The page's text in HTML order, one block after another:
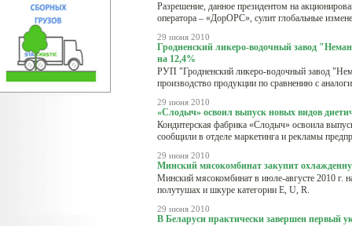
Разрешение, данное президентом на
оператора – «ДорОРС», сулит глобальные
29 июня 2010
Гродненский ликеро-водочный завод
на 12,4%
РУП "Гродненский ликеро-водочный завод
производство продукции по сравнению с
29 июня 2010
«Слодыч» освоил выпуск новых видов
Кондитерская фабрика «Слодыч» освоила
сообщили в отделе маркетинга и рекламы
29 июня 2010
Минский мясокомбинат закупит
Минский мясокомбинат в июле-августе 2010 г.
полутушах и шкуре категории E, U, R.
29 июня 2010
В Беларуси практически завершен первый